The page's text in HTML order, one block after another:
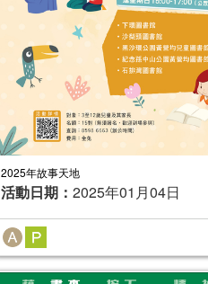
2025年故事天地
活動日期： 2025年01月04日